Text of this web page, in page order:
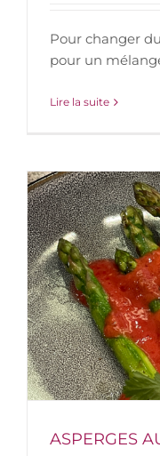
Pour changer
pour un
Lire la suite
ASPERGES